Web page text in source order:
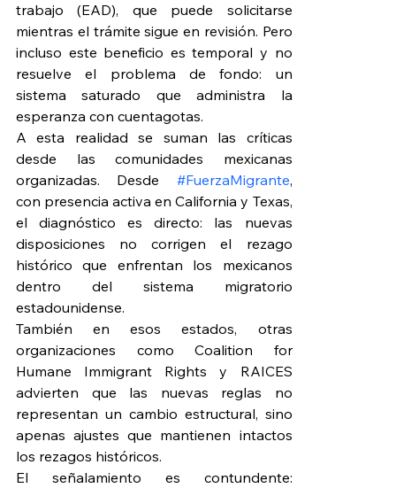
trabajo (EAD), que puede solicitarse
mientras el trámite sigue en revisión. Pero
incluso este beneficio es temporal y no
resuelve el problema de fondo: un
sistema saturado que administra la
esperanza con cuentagotas.
A esta realidad se suman las críticas
desde las comunidades mexicanas
organizadas. Desde #FuerzaMigrante,
con presencia activa en California y Texas,
el diagnóstico es directo: las nuevas
disposiciones no corrigen el rezago
histórico que enfrentan los mexicanos
dentro del sistema migratorio
estadounidense.
También en esos estados, otras
organizaciones como Coalition for
Humane Immigrant Rights y RAICES
advierten que las nuevas reglas no
representan un cambio estructural, sino
apenas ajustes que mantienen intactos
los rezagos históricos.
El señalamiento es contundente: